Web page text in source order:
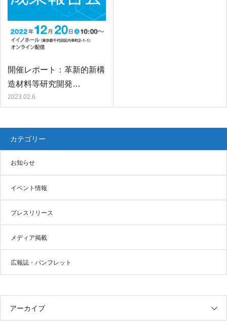
開催レポート：革新的新構
造材料等研究開発…
2023.02.6
カテゴリー
お知らせ
イベント情報
プレスリリース
メディア掲載
広報誌・パンフレット
アーカイブ